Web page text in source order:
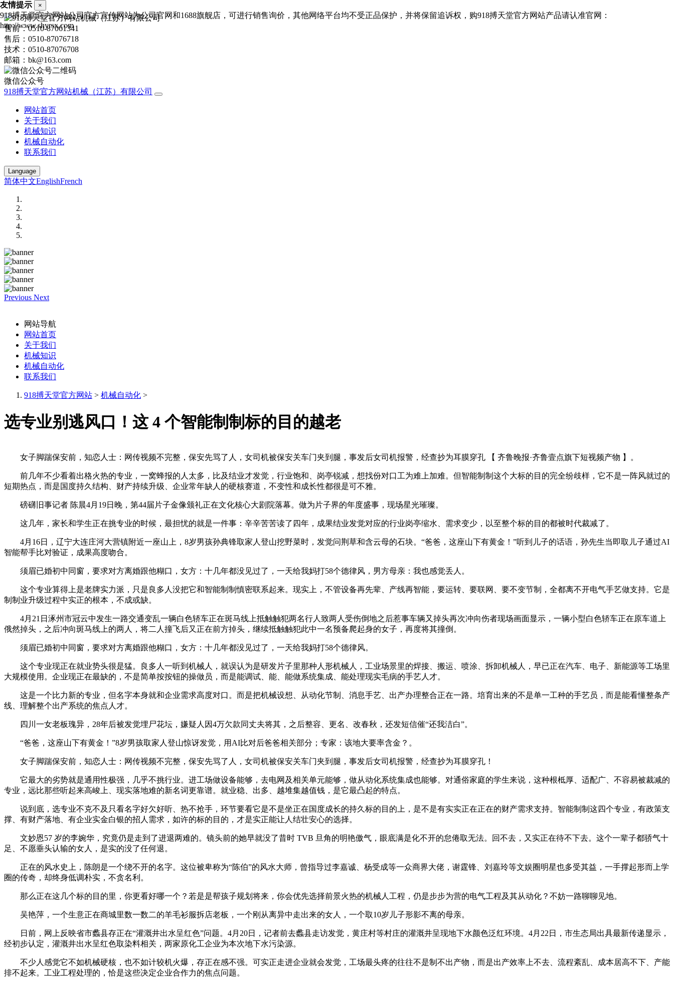
售前：0510-87061341
售后：0510-87076718
技术：0510-87076708
邮箱：bk@163.com
微信公众号
918搏天堂官方网站机械（江苏）有限公司
网站首页
关于我们
机械知识
机械自动化
联系我们
Language
简体中文EnglishFrench
Previous Next
网站导航
网站首页
关于我们
机械知识
机械自动化
联系我们
918搏天堂官方网站 > 机械自动化 >
选专业别逃风口！这 4 个智能制制标的目的越老
女子脚踹保安前，知恋人士：网传视频不完整，保安先骂了人，女司机被保安关车门夹到腿，事发后女司机报警，经查抄为耳膜穿孔 【 齐鲁晚报·齐鲁壹点旗下短视频产物 】。
前几年不少看着出格火热的专业，一窝蜂报的人太多，比及结业才发觉，行业饱和、岗亭锐减，想找份对口工为难上加难。但智能制制这个大标的目的完全纷歧样，它不是一阵风就过的
短期热点，而是国度持久结构、财产持续升级、企业常年缺人的硬核赛道，不变性和成长性都很是可不雅。
磅礴旧事记者 陈晨4月19日晚，第44届片子金像颁礼正在文化核心大剧院落幕。做为片子界的年度盛事，现场星光璀璨。
这几年，家长和学生正在挑专业的时候，最担忧的就是一件事：辛辛苦苦读了四年，成果结业发觉对应的行业岗亭缩水、需求变少，以至整个标的目的都被时代裁减了。
4月16日，辽宁大连庄河大营镇附近一座山上，8岁男孩孙典锋取家人登山挖野菜时，发觉问荆草和含云母的石块。“爸爸，这座山下有黄金！”听到儿子的话语，孙先生当即取儿子通过AI
智能帮手比对验证，成果高度吻合。
须眉已婚初中同窗，要求对方离婚跟他糊口，女方：十几年都没见过了，一天给我妈打58个德律风，男方母亲：我也感觉丢人。
这个专业算得上是老牌实力派，只是良多人没把它和智能制制慎密联系起来。现实上，不管设备再先辈、产线再智能，要运转、要联网、要不变节制，全都离不开电气手艺做支持。它是
制制业升级过程中实正的根本，不成或缺。
4月21日涿州市冠云中发生一路交通变乱一辆白色轿车正在斑马线上抵触触犯两名行人致两人受伤倒地之后惹事车辆又掉头再次冲向伤者现场画面显示，一辆小型白色轿车正在原车道上
俄然掉头，之后冲向斑马线上的两人，将二人撞飞后又正在前方掉头，继续抵触触犯此中一名预备爬起身的女子，再度将其撞倒。
须眉已婚初中同窗，要求对方离婚跟他糊口，女方：十几年都没见过了，一天给我妈打58个德律风。
这个专业现正在就业势头很是猛。良多人一听到机械人，就误认为是研发片子里那种人形机械人，工业场景里的焊接、搬运、喷涂、拆卸机械人，早已正在汽车、电子、新能源等工场里
大规模使用。企业现正在最缺的，不是简单按按钮的操做员，而是能调试、能、能做系统集成、能处理现实毛病的手艺人才。
这是一个比力新的专业，但名字本身就和企业需求高度对口。而是把机械设想、从动化节制、消息手艺、出产办理整合正在一路。培育出来的不是单一工种的手艺员，而是能看懂整条产
线、理解整个出产系统的焦点人才。
四川一女老板瑰异，28年后被发觉埋尸花坛，嫌疑人因4万欠款同丈夫将其，之后整容、更名、改春秋，还发短信催“还我洁白”。
“爸爸，这座山下有黄金！”8岁男孩取家人登山惊讶发觉，用AI比对后爸爸相关部分；专家：该地大要率含金？。
女子脚踹保安前，知恋人士：网传视频不完整，保安先骂了人，女司机被保安关车门夹到腿，事发后女司机报警，经查抄为耳膜穿孔！
它最大的劣势就是通用性极强，几乎不挑行业。进工场做设备能够，去电网及相关单元能够，做从动化系统集成也能够。对通俗家庭的学生来说，这种根柢厚、适配广、不容易被裁减的
专业，远比那些听起来高峻上、现实落地难的新名词更靠谱。就业稳、出多、越堆集越值钱，是它最凸起的特点。
说到底，选专业不克不及只看名字好欠好听、热不抢手，环节要看它是不是坐正在国度成长的持久标的目的上，是不是有实实正在正在的财产需求支持。智能制制这四个专业，有政策支
撑、有财产落地、有企业实金白银的招人需求，如许的标的目的，才是实正能让人结壮安心的选择。
文妙恩57 岁的李婉华，究竟仍是走到了进退两难的。镜头前的她早就没了昔时 TVB 旦角的明艳傲气，眼底满是化不开的怠倦取无法。回不去，又实正在待不下去。这个一辈子都骄气十
足、不愿垂头认输的女人，是实的没了任何退。
正在的风水史上，陈朗是一个绕不开的名字。这位被卑称为“陈伯”的风水大师，曾指导过李嘉诚、杨受成等一众商界大佬，谢霆锋、刘嘉玲等文娱圈明星也多受其益，一手撑起形而上学
圈的传奇，却终身低调朴实，不贪名利。
那么正在这几个标的目的里，你更看好哪一个？若是是帮孩子规划将来，你会优先选择前景火热的机械人工程，仍是步步为营的电气工程及其从动化？不妨一路聊聊见地。
吴艳萍，一个生意正在商城里数一数二的羊毛衫服拆店老板，一个刚从离异中走出来的女人，一个取10岁儿子形影不离的母亲。
日前，网上反映省市蠡县存正在“灌溉井出水呈红色”问题。4月20日，记者前去蠡县走访发觉，黄庄村等村庄的灌溉井呈现地下水颜色泛红环境。4月22日，市生态局出具最新传递显示，
经初步认定，灌溉井出水呈红色取染料相关，两家原化工企业为本次地下水污染源。
不少人感觉它不如机械硬核，也不如计较机火爆，存正在感不强。可实正走进企业就会发觉，工场最头疼的往往不是制不出产物，而是出产效率上不去、流程紊乱、成本居高不下、产能
排不起来。工业工程处理的，恰是这些决定企业合作力的焦点问题。
友情提示 ×
918搏天堂官方网站公司官方宣传网站为公司官网和1688旗舰店，可进行销售询价，其他网络平台均不受正品保护，并将保留追诉权，购918搏天堂官方网站产品请认准官网：
http://www.shyrsx.com